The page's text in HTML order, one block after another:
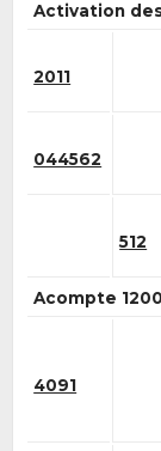
Activation
2011
044562
512
Acompte
4091